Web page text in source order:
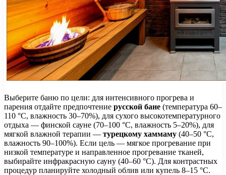
Выберите баню по цели: для интенсивного прогрева и
парения отдайте предпочтение русской бане (температура 60–
110 °C, влажность 30–70%), для сухого высокотемпературного
отдыха — финской сауне (70–100 °C, влажность 5–20%), для
мягкой влажной терапии — турецкому хаммаму (40–50 °C,
влажность 90–100%). Если цель — мягкое прогревание при
низкой температуре и направленное прогревание тканей,
выбирайте инфракрасную сауну (40–60 °C). Для контрастных
процедур планируйте холодный облив или купель 8–15 °C.